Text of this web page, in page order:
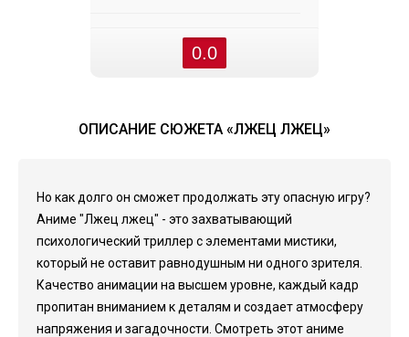
0.0
ОПИСАНИЕ СЮЖЕТА «ЛЖЕЦ ЛЖЕЦ»
Но как долго он сможет продолжать эту опасную игру?
Аниме "Лжец лжец" - это захватывающий
психологический триллер с элементами мистики,
который не оставит равнодушным ни одного зрителя.
Качество анимации на высшем уровне, каждый кадр
пропитан вниманием к деталям и создает атмосферу
напряжения и загадочности. Смотреть этот аниме